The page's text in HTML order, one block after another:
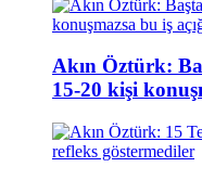
Akın Öztürk:
15-20 kişi